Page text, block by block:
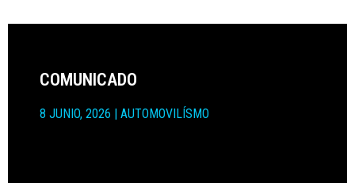
COMUNICADO
8 JUNIO, 2026 AUTOMOVILÍSMO